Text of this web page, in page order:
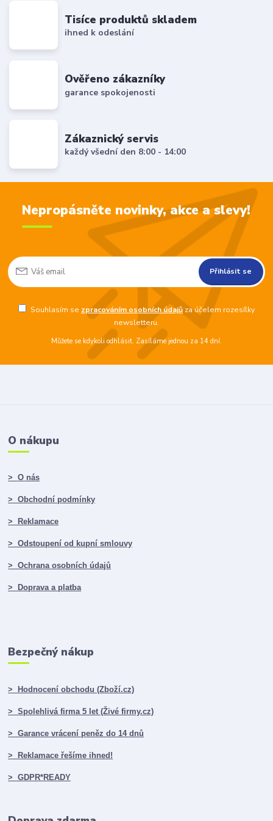
Tisíce produktů skladem
ihned k odeslání
Ověřeno zákazníky
garance spokojenosti
Zákaznický servis
každý všední den 8:00 - 14:00
Nepropásněte novinky, akce a slevy!
Přihlásit se
Souhlasím se zpracováním osobních údajůza účelem rozesílky
newsletteru.
Můžete se kdykoli odhlásit. Zasíláme jednou za 14 dní.
O nákupu
> O nás
> Obchodní podmínky
> Reklamace
> Odstoupení od kupní smlouvy
> Ochrana osobních údajů
> Doprava a platba
Bezpečný nákup
> Hodnocení obchodu (Zboží.cz)
> Spolehlivá firma 5 let (Živé firmy.cz)
> Garance vrácení peněz do 14 dnů
> Reklamace řešíme ihned!
> GDPR*READY